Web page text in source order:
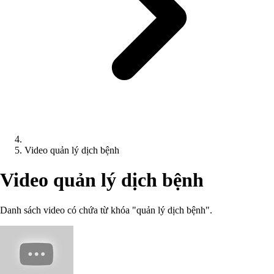
Video quản lý dịch bệnh
Video quản lý dịch bệnh
Danh sách video có chứa từ khóa "quản lý dịch bệnh".